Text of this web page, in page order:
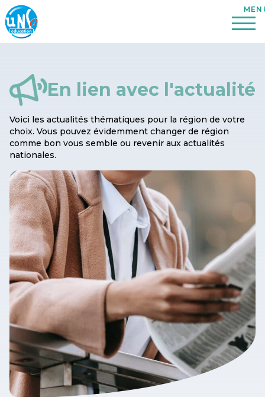
En lien avec l'actualité
Voici les actualités thématiques pour la région de votre
choix. Vous pouvez évidemment changer de région
comme bon vous semble ou revenir aux actualités
nationales.